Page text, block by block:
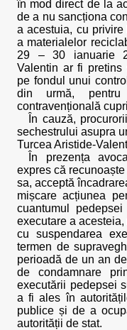
în mod direct de la
de a nu sancționa
a acestuia, cu
a materialelor
29 – 30 ianuarie
Valentin ar fi pretins
pe fondul unui
din urmă,
contravențională
În cauză,
sechestrului asupra
Turcea Aristide-
În prezența
expres că
sa, acceptă
mișcare acțiunea
cuantumul
executare a
cu suspendarea
termen de
perioadă de un an
de condamnare
executării pedepsei
a fi ales în
publice și de a
autorității de stat.